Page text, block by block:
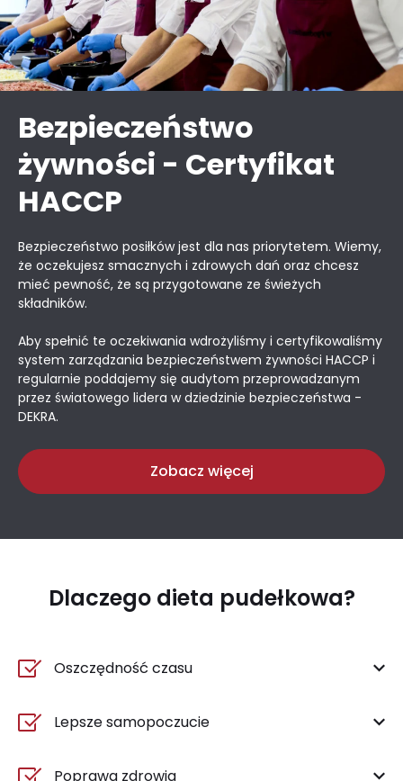
Bezpieczeństwo
żywności - Certyfikat
HACCP
Bezpieczeństwo posiłków jest dla nas priorytetem. Wiemy,
że oczekujesz smacznych i zdrowych dań oraz chcesz
mieć pewność, że są przygotowane ze świeżych
składników.
Aby spełnić te oczekiwania wdrożyliśmy i certyfikowaliśmy
system zarządzania bezpieczeństwem żywności HACCP i
regularnie poddajemy się audytom przeprowadzanym
przez światowego lidera w dziedzinie bezpieczeństwa -
DEKRA.
Zobacz więcej
Dlaczego dieta pudełkowa?
Oszczędność czasu
Lepsze samopoczucie
Poprawa zdrowia